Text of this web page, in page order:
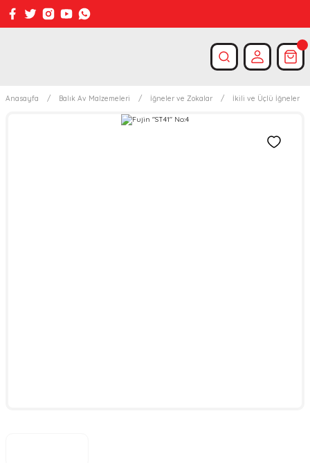
Anasayfa Balık Av Malzemeleri İğneler ve Zokalar İkili ve Üçlü İğneler